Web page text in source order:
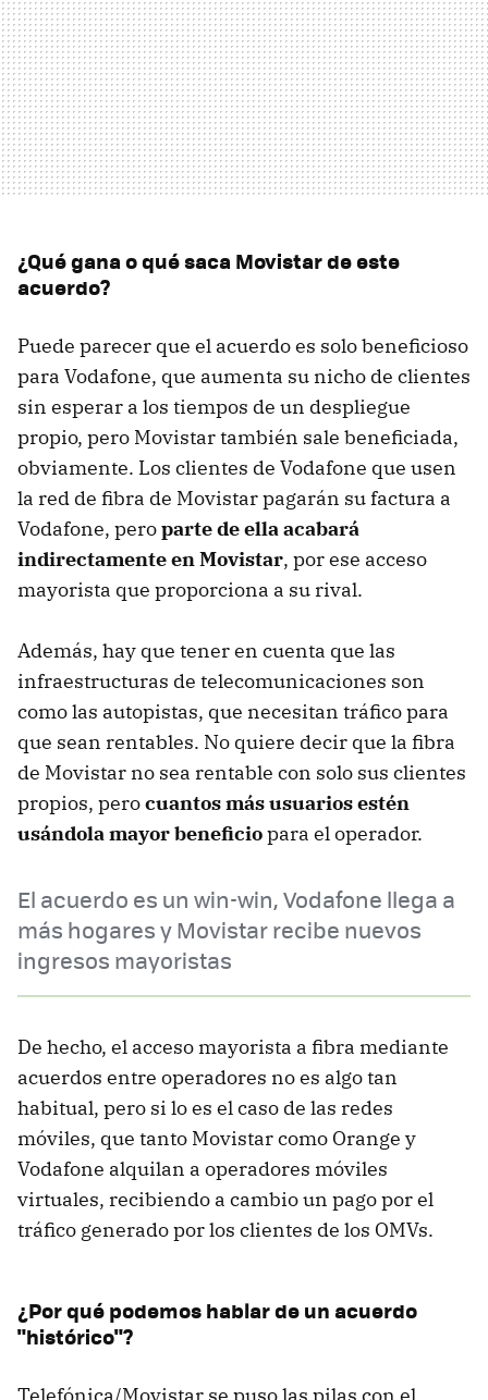
¿Qué gana o qué saca Movistar de este
acuerdo?
Puede parecer que el acuerdo es solo beneficioso
para Vodafone, que aumenta su nicho de clientes
sin esperar a los tiempos de un despliegue
propio, pero Movistar también sale beneficiada,
obviamente. Los clientes de Vodafone que usen
la red de fibra de Movistar pagarán su factura a
Vodafone, peroparte de ella acabará
indirectamente en Movistar, por ese acceso
mayorista que proporciona a su rival.
Además, hay que tener en cuenta que las
infraestructuras de telecomunicaciones son
como las autopistas, que necesitan tráfico para
que sean rentables. No quiere decir que la fibra
de Movistar no sea rentable con solo sus clientes
propios, perocuantos más usuarios estén
usándola mayor beneficiopara el operador.
El acuerdo es un win-win, Vodafone llega a
más hogares y Movistar recibe nuevos
ingresos mayoristas
De hecho, el acceso mayorista a fibra mediante
acuerdos entre operadores no es algo tan
habitual, pero si lo es el caso de las redes
móviles, que tanto Movistar como Orange y
Vodafone alquilan a operadores móviles
virtuales, recibiendo a cambio un pago por el
tráfico generado por los clientes de los OMVs.
¿Por qué podemos hablar de un acuerdo
"histórico"?
Telefónica/Movistar se puso las pilas con el